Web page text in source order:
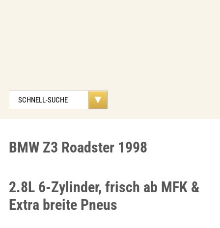
BMW Z3 Roadster 1998
2.8L 6-Zylinder, frisch ab MFK &
Extra breite Pneus